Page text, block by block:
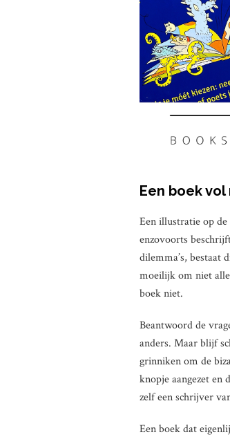
Een boek
Een illustratie op de
enzovoorts
dilemma’s, bestaat
moeilijk om niet
boek niet.
Beantwoord de
anders. Maar blijf
grinniken om de
knopje aangezet en
zelf een schrijver
Een boek dat